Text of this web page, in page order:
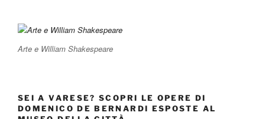
Arte e William Shakespeare
SEI A VARESE? SCOPRI LE OPERE DI
DOMENICO DE BERNARDI ESPOSTE AL